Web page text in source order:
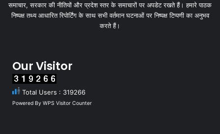
समाचार, सरकार की नीतियों और प्रदेश स्तर के समाचारों पर अपडेट रखते हैं। हमारे पाठक
निष्पक्ष तथ्य आधारित रिपोर्टिंग के साथ सभी वर्तमान घटनाओं पर निष्पक्ष टिप्पणी का अनुभव
करते हैं।
Our Visitor
Total Users : 319266
Powered By WPS Visitor Counter